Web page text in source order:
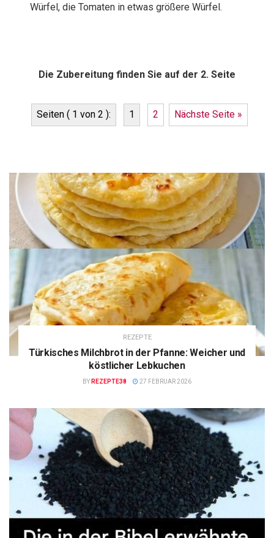
Würfel, die Tomaten in etwas größere Würfel.
Die Zubereitung finden Sie auf der 2. Seite
Seiten ( 1 von 2 ): 1 2 Nächste Seite »
REZEPTE
Türkisches Milchbrot in der Pfanne: Weicher und
köstlicher Lebkuchen
BY REZEPTE38 27 FEBRUAR 2026